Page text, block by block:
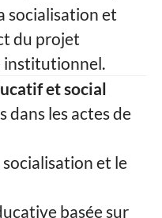
socialisation et
du projet
institutionnel.
et social
dans les actes de
socialisation et le
basée sur